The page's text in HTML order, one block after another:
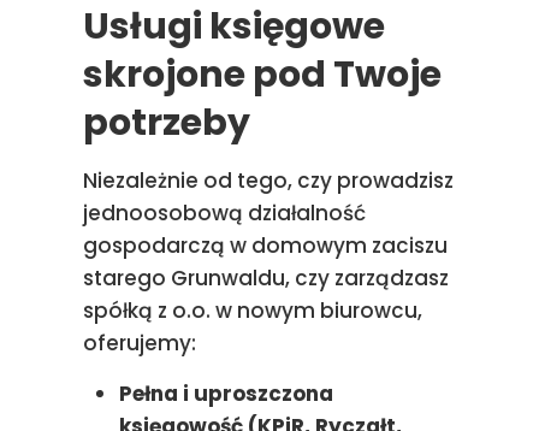
Usługi księgowe
skrojone pod Twoje
potrzeby
Niezależnie od tego, czy prowadzisz
jednoosobową działalność
gospodarczą w domowym zaciszu
starego Grunwaldu, czy zarządzasz
spółką z o.o. w nowym biurowcu,
oferujemy:
Pełna i uproszczona